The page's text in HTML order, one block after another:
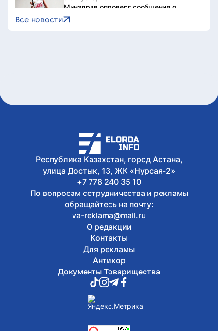
Минздрав опроверг сообщения о
жестоком обращении с пациентами
Казахстан завоевал 2 золота на
Все новости
Республика Казахстан, город Астана,
улица Достык, 13, ЖК «Нурсая-2»
+7 778 240 35 10
По вопросам сотрудничества и рекламы
обращайтесь на почту:
va-reklama@mail.ru
О редакции
Контакты
Для рекламы
Антикор
Документы Товарищества